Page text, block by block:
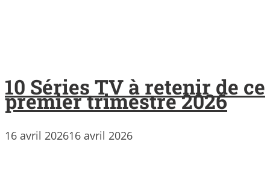
10 Séries TV à retenir de ce
premier trimestre 2026
16 avril 202616 avril 2026